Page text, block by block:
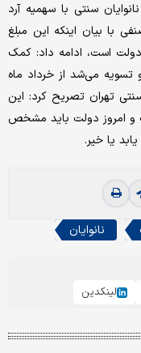
سنتی با سهمیه آرد
با بیان اینکه این مبلغ
است، ادامه داد: کمک
تسویه می‌شد از خرداد ماه
تهران تصریح کرد: این
پرداخت است و امروز دولت باید مشخص
یا خیر.
نانوایان
لینکدین